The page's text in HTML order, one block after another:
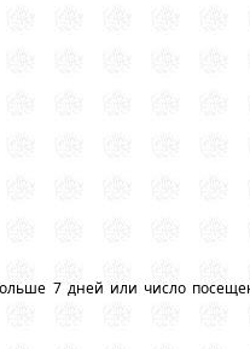
7 дней или число